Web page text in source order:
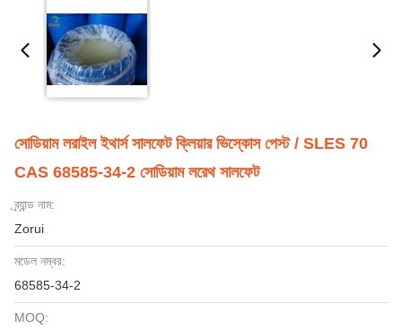
সোডিয়াম লরাইল ইথার্স সালফেট ক্লিয়ার ভিস্কোস পেস্ট / SLES 70
CAS 68585-34-2 সোডিয়াম লরেথ সালফেট
ব্র্যান্ড নাম:
Zorui
মডেল নম্বর:
68585-34-2
MOQ: